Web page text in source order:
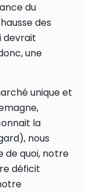
du
des
devrait
une
unique et
la
nous
de quoi, notre
déficit